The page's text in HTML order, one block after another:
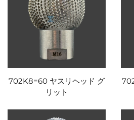
702K8=60 ヤスリヘッド グ
リット